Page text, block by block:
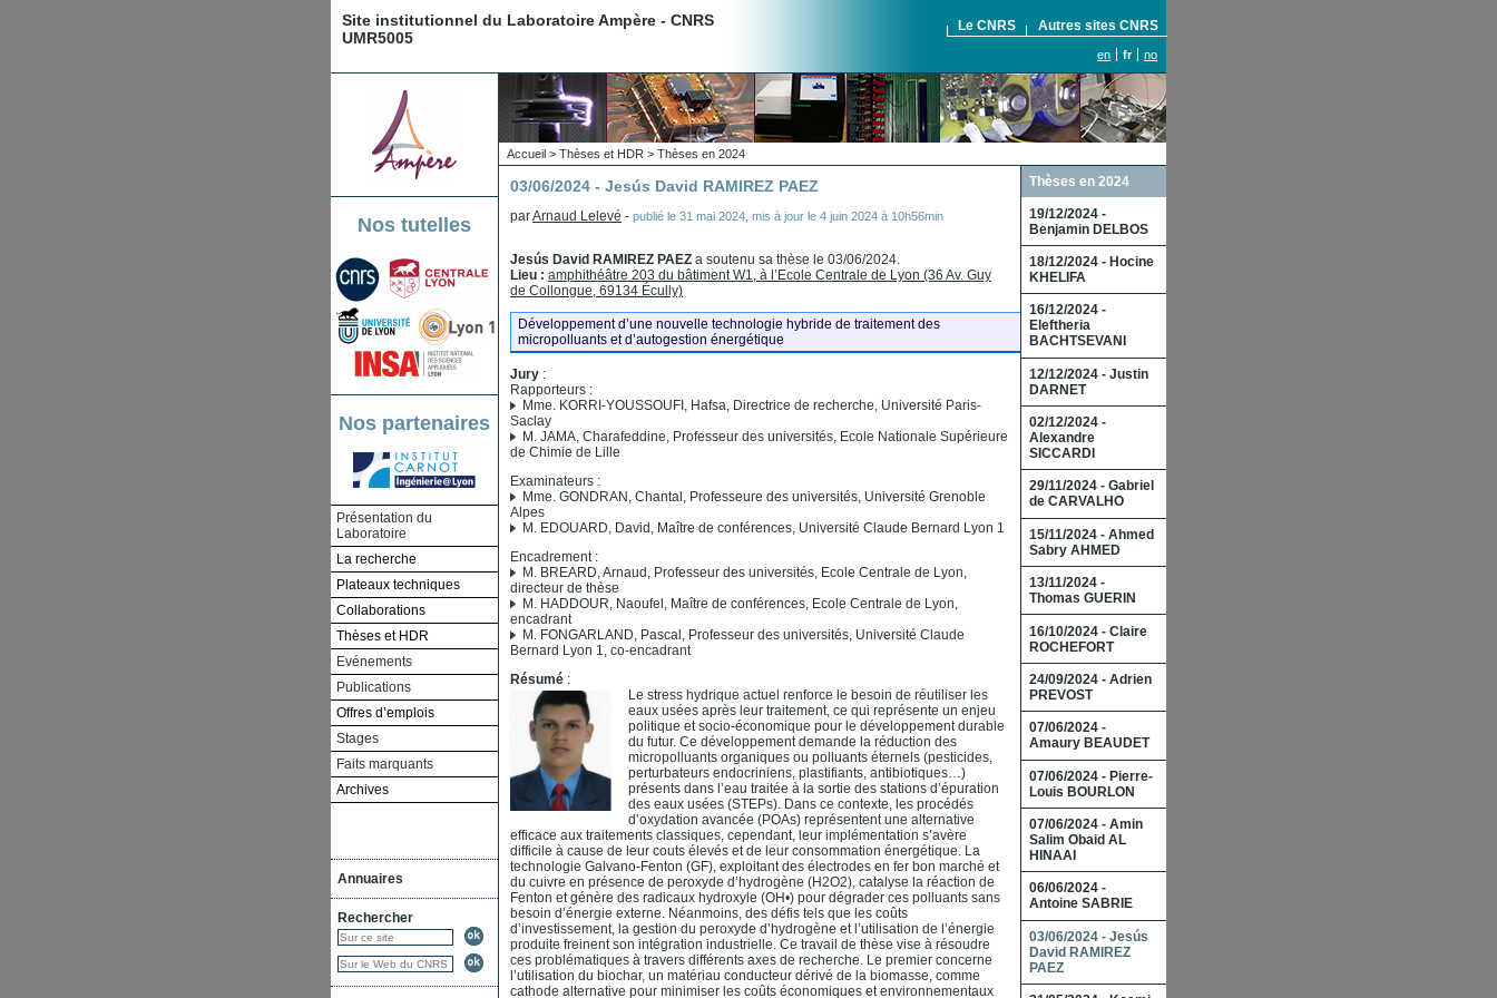
Site institutionnel du Laboratoire Ampère - CNRS
UMR5005
Le CNRS Autres sites CNRS
en fr no
Nos tutelles
Nos partenaires
Présentation du
Laboratoire
La recherche
Plateaux techniques
Collaborations
Thèses et HDR
Evénements
Publications
Offres d’emplois
Stages
Faits marquants
Archives
Annuaires
Rechercher
Accueil > Thèses et HDR > Thèses en 2024
Thèses en 2024
19/12/2024 -
Benjamin DELBOS
18/12/2024 - Hocine
KHELIFA
16/12/2024 -
Eleftheria
BACHTSEVANI
12/12/2024 - Justin
DARNET
02/12/2024 -
Alexandre
SICCARDI
29/11/2024 - Gabriel
de CARVALHO
15/11/2024 - Ahmed
Sabry AHMED
13/11/2024 -
Thomas GUERIN
16/10/2024 - Claire
ROCHEFORT
24/09/2024 - Adrien
PREVOST
07/06/2024 -
Amaury BEAUDET
07/06/2024 - Pierre-
Louis BOURLON
07/06/2024 - Amin
Salim Obaid AL
HINAAI
06/06/2024 -
Antoine SABRIE
03/06/2024 - Jesús
David RAMIREZ
PAEZ
03/06/2024 - Jesús David RAMIREZ PAEZ
parArnaud Lelevé - publié le 31 mai 2024 mis à jour le 4 juin 2024 à 10h56min
Jesús David RAMIREZ PAEZ a soutenu sa thèse le 03/06/2024.
Lieu : amphithéâtre 203 du bâtiment W1, à l’Ecole Centrale de Lyon (36 Av. Guy
de Collongue, 69134 Écully)
Développement d’une nouvelle technologie hybride de traitement des
micropolluants et d’autogestion énergétique
Jury :
Rapporteurs :
Mme. KORRI-YOUSSOUFI, Hafsa, Directrice de recherche, Université Paris-
Saclay
M. JAMA, Charafeddine, Professeur des universités, Ecole Nationale Supérieure
de Chimie de Lille
Examinateurs :
Mme. GONDRAN, Chantal, Professeure des universités, Université Grenoble
Alpes
M. EDOUARD, David, Maître de conférences, Université Claude Bernard Lyon 1
Encadrement :
M. BREARD, Arnaud, Professeur des universités, Ecole Centrale de Lyon,
directeur de thèse
M. HADDOUR, Naoufel, Maître de conférences, Ecole Centrale de Lyon,
encadrant
M. FONGARLAND, Pascal, Professeur des universités, Université Claude
Bernard Lyon 1, co-encadrant
Résumé :
Le stress hydrique actuel renforce le besoin de réutiliser les
eaux usées après leur traitement, ce qui représente un enjeu
politique et socio-économique pour le développement durable
du futur. Ce développement demande la réduction des
micropolluants organiques ou polluants éternels (pesticides,
perturbateurs endocriniens, plastifiants, antibiotiques…)
présents dans l’eau traitée à la sortie des stations d’épuration
des eaux usées (STEPs). Dans ce contexte, les procédés
d’oxydation avancée (POAs) représentent une alternative
efficace aux traitements classiques, cependant, leur implémentation s’avère
difficile à cause de leur couts élevés et de leur consommation énergétique. La
technologie Galvano-Fenton (GF), exploitant des électrodes en fer bon marché et
du cuivre en présence de peroxyde d’hydrogène (H2O2), catalyse la réaction de
Fenton et génère des radicaux hydroxyle (OH•) pour dégrader ces polluants sans
besoin d’énergie externe. Néanmoins, des défis tels que les coûts
d’investissement, la gestion du peroxyde d’hydrogène et l’utilisation de l’énergie
produite freinent son intégration industrielle. Ce travail de thèse vise à résoudre
ces problématiques à travers différents axes de recherche. Le premier concerne
l’utilisation du biochar, un matériau conducteur dérivé de la biomasse, comme
cathode alternative pour minimiser les coûts économiques et environnementaux